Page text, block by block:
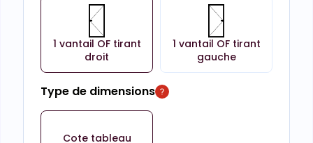
1 vantail OF tirant
droit
1 vantail OF tirant
gauche
Type de dimensions
Cote tableau